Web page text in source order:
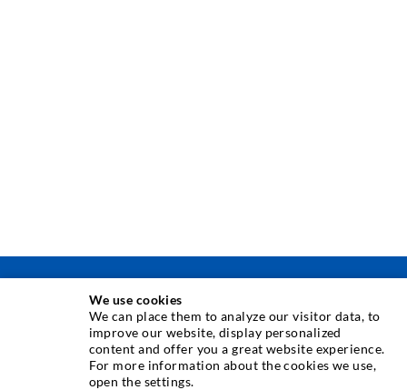
TECNICA DI INIEZIONE
Iniezione di crepe
Barriera orizzontale
We use cookies
We can place them to analyze our visitor data, to
improve our website, display personalized
content and offer you a great website experience.
For more information about the cookies we use,
open the settings.